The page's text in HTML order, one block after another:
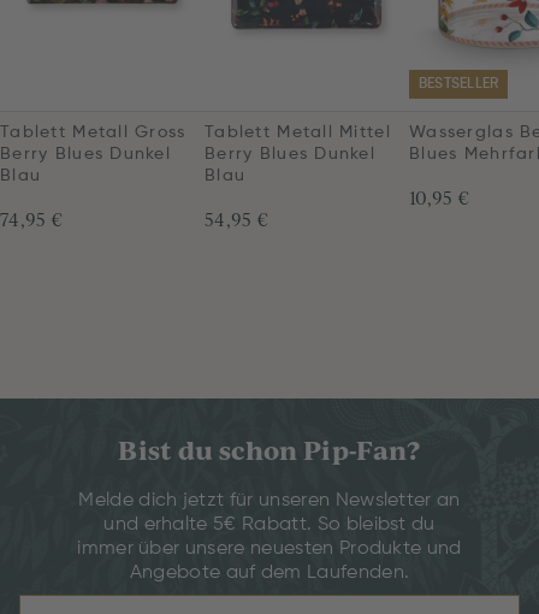
Tablett Metall Gross
Berry Blues Dunkel
Blau
74,95 €
Tablett Metall Mittel
Berry Blues Dunkel
Blau
54,95 €
BESTSELLER
Wasserglas
Blues
10,95 €
Bist du schon Pip-Fan?
Melde dich jetzt für unseren Newsletter an
und erhalte 5€ Rabatt. So bleibst du
immer über unsere neuesten Produkte und
Angebote auf dem Laufenden.